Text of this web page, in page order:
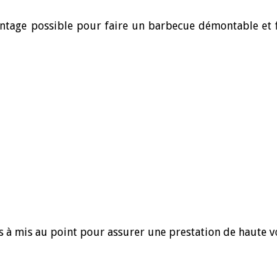
possible pour faire un barbecue démontable
à mis au point pour assurer une prestation de haute